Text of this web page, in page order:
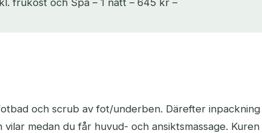
och scrub av fot/underben. Därefter inpackning
medan du får huvud- och ansiktsmassage.